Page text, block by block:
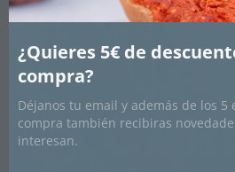
¿Quieres 5€ de
compra?
Déjanos tu email y además de los 5
compra también recibiras
interesan.